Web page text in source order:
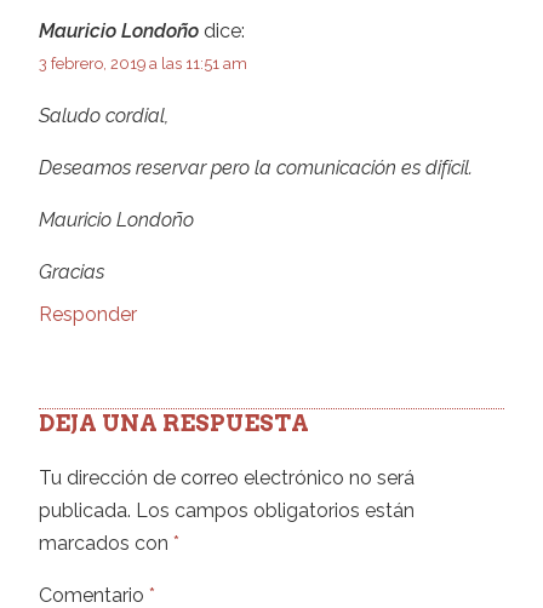
Celular:
3152356745
Teléfono:
Cra. 11 # 11 - 77
Mauricio Londoño dice:
3 febrero, 2019 a las 11:51 am
Saludo cordial,
Deseamos reservar pero la comunicación es difícil.
Mauricio Londoño
Gracias
Responder
DEJA UNA RESPUESTA
Tu dirección de correo electrónico no será
publicada. Los campos obligatorios están
marcados con *
Comentario *